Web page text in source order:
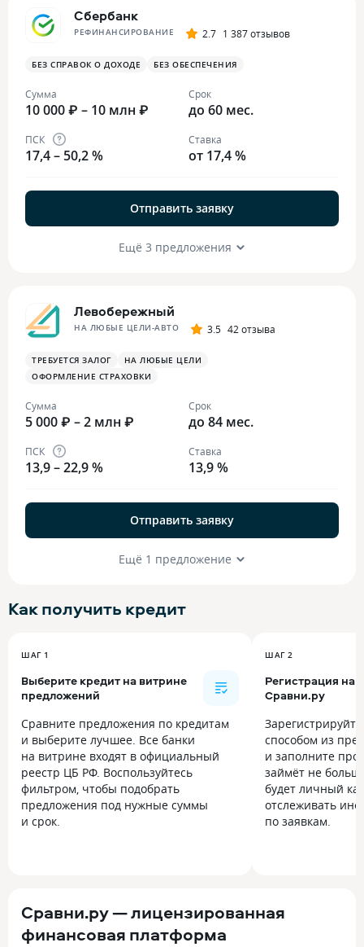
Сбербанк
РЕФИНАНСИРОВАНИЕ 2.7 1 387 отзывов
БЕЗ СПРАВОК О ДОХОДЕ БЕЗ ОБЕСПЕЧЕНИЯ
Сумма
10 000 ₽ – 10 млн ₽
Срок
до 60 мес.
ПСК
17,4 – 50,2 %
Ставка
от 17,4 %
Отправить заявку
Ещё 3 предложения
Левобережный
НА ЛЮБЫЕ ЦЕЛИ-АВТО 3.5 42 отзыва
ТРЕБУЕТСЯ ЗАЛОГ
НА ЛЮБЫЕ ЦЕЛИ
ОФОРМЛЕНИЕ СТРАХОВКИ
Сумма
5 000 ₽ – 2 млн ₽
Срок
до 84 мес.
ПСК
13,9 – 22,9 %
Ставка
13,9 %
Отправить заявку
Ещё 1 предложение
Как получить кредит
ШАГ 1
Выберите кредит на витрине
предложений
Сравните предложения по кредитам
и выберите лучшее. Все банки
на витрине входят в официальный
реестр ЦБ РФ. Воспользуйтесь
фильтром, чтобы подобрать
предложения под нужные суммы
и срок.
ШАГ 2
Регистрация на
Сравни.ру
способом из
и заполните
займёт не
будет личный
отслеживать
по заявкам.
Сравни.ру — лицензированная
финансовая платформа